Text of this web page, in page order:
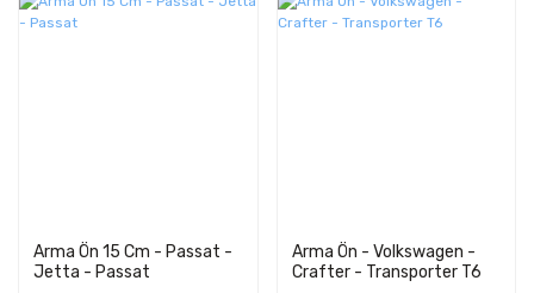
Arma Ön 15 Cm - Passat -
Jetta - Passat
Arma Ön - Volkswagen -
Crafter - Transporter T6